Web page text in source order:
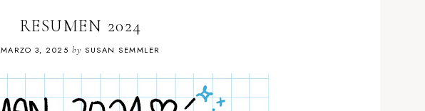
RESUMEN 2024
MARZO 3, 2025 by SUSAN SEMMLER